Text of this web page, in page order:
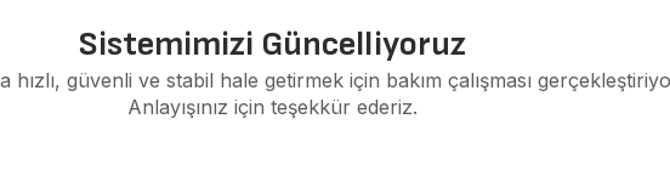
Sistemimizi Güncelliyoruz
hızlı, güvenli ve stabil hale getirmek için bakım çalışması
Anlayışınız için teşekkür ederiz.